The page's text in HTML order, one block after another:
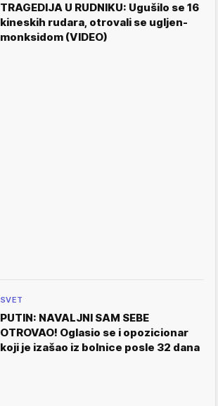
TRAGEDIJA U RUDNIKU: Ugušilo se 16
kineskih rudara, otrovali se ugljen-
monksidom (VIDEO)
SVET
PUTIN: NAVALJNI SAM SEBE
OTROVAO! Oglasio se i opozicionar
koji je izašao iz bolnice posle 32 dana